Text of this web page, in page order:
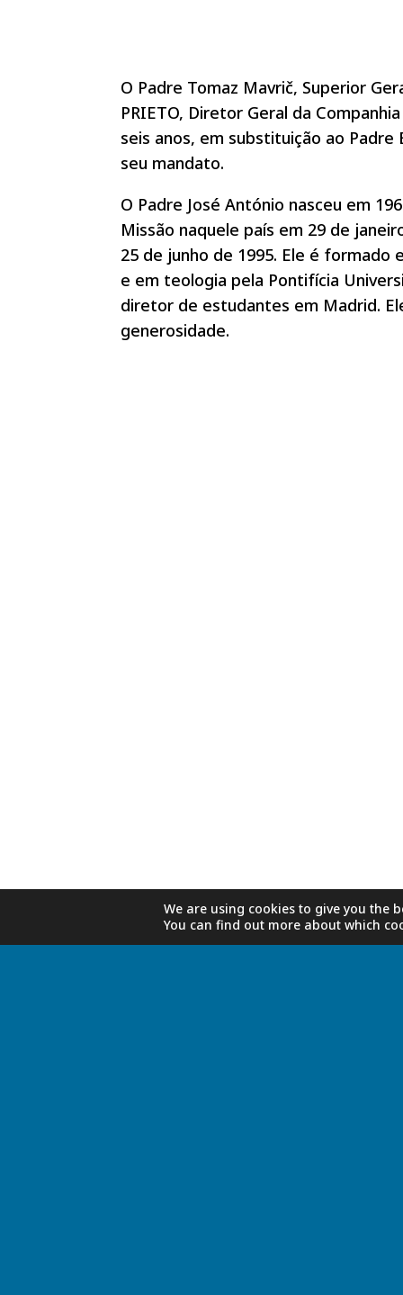
O Padre Tomaz Mavrič, Superior
PRIETO, Diretor Geral da
seis anos, em substituição ao Padre
seu mandato.
O Padre José António nasceu em
Missão naquele país em 29 de
25 de junho de 1995. Ele é
e em teologia pela Pontifícia
diretor de estudantes em Madrid.
generosidade.
We are using cookies to give you the
You can find out more about which